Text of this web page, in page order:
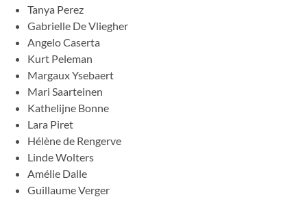
Tanya Perez
Gabrielle De Vliegher
Angelo Caserta
Kurt Peleman
Margaux Ysebaert
Mari Saarteinen
Kathelijne Bonne
Lara Piret
Hélène de Rengerve
Linde Wolters
Amélie Dalle
Guillaume Verger